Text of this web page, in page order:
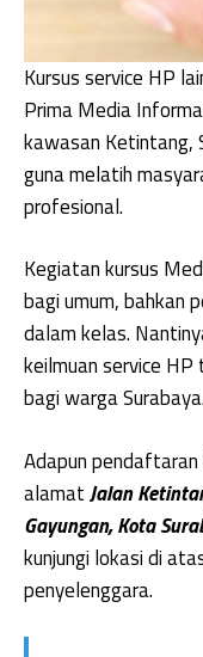
Kursus service HP
Prima Media
kawasan Ketintang,
guna melatih
profesional.
Kegiatan kursus
bagi umum, bahkan
dalam kelas.
keilmuan service
bagi warga Surabaya.
Adapun
alamatJalan
Gayungan, Kota
kunjungi lokasi di
penyelenggara.